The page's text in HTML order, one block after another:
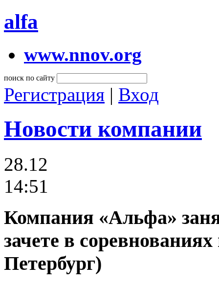
alfa
www.nnov.org
поиск по сайту
Регистрация | Вход
Новости компании
28.12
14:51
Компания «Альфа»
зачете в
Петербург)